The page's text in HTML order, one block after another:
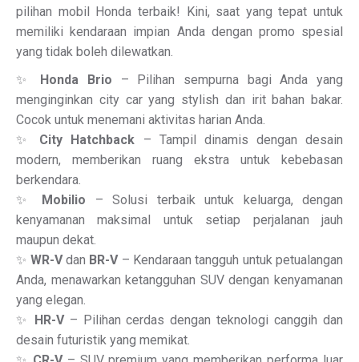
pilihan mobil Honda terbaik! Kini, saat yang tepat untuk
memiliki kendaraan impian Anda dengan promo spesial
yang tidak boleh dilewatkan.
✨ Honda Brio – Pilihan sempurna bagi Anda yang
menginginkan city car yang stylish dan irit bahan bakar.
Cocok untuk menemani aktivitas harian Anda.
✨ City Hatchback – Tampil dinamis dengan desain
modern, memberikan ruang ekstra untuk kebebasan
berkendara.
✨ Mobilio – Solusi terbaik untuk keluarga, dengan
kenyamanan maksimal untuk setiap perjalanan jauh
maupun dekat.
✨ WR-Vdan BR-V– Kendaraan tangguh untuk petualangan
Anda, menawarkan ketangguhan SUV dengan kenyamanan
yang elegan.
✨ HR-V– Pilihan cerdas dengan teknologi canggih dan
desain futuristik yang memikat.